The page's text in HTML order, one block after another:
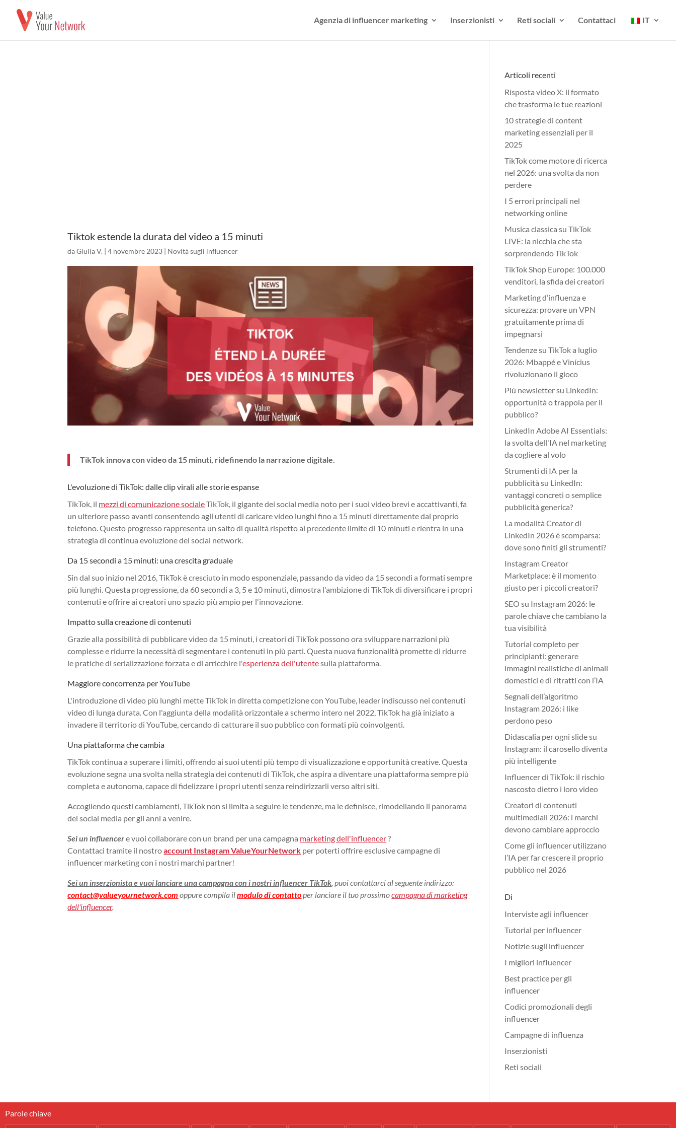
Agenzia di influencer marketing Inserzionisti Reti sociali Contattaci IT
Tiktok estende la durata del video a 15 minuti
daGiulia V. |4 novembre 2023 | Novità sugli influencer
TikTok innova con video da 15 minuti, ridefinendo la narrazione digitale.
L'evoluzione di TikTok: dalle clip virali alle storie espanse
TikTok, il mezzi di comunicazione socialeTikTok, il gigante dei social media noto per i suoi video brevi e accattivanti, fa
un ulteriore passo avanti consentendo agli utenti di caricare video lunghi fino a 15 minuti direttamente dal proprio
telefono. Questo progresso rappresenta un salto di qualità rispetto al precedente limite di 10 minuti e rientra in una
strategia di continua evoluzione del social network.
Da 15 secondi a 15 minuti: una crescita graduale
Sin dal suo inizio nel 2016, TikTok è cresciuto in modo esponenziale, passando da video da 15 secondi a formati sempre
più lunghi. Questa progressione, da 60 secondi a 3, 5 e 10 minuti, dimostra l'ambizione di TikTok di diversificare i propri
contenuti e offrire ai creatori uno spazio più ampio per l'innovazione.
Impatto sulla creazione di contenuti
Grazie alla possibilità di pubblicare video da 15 minuti, i creatori di TikTok possono ora sviluppare narrazioni più
complesse e ridurre la necessità di segmentare i contenuti in più parti. Questa nuova funzionalità promette di ridurre
le pratiche di serializzazione forzata e di arricchire l'esperienza dell'utentesulla piattaforma.
Maggiore concorrenza per YouTube
L'introduzione di video più lunghi mette TikTok in diretta competizione con YouTube, leader indiscusso nei contenuti
video di lunga durata. Con l'aggiunta della modalità orizzontale a schermo intero nel 2022, TikTok ha già iniziato a
invadere il territorio di YouTube, cercando di catturare il suo pubblico con formati più coinvolgenti.
Una piattaforma che cambia
TikTok continua a superare i limiti, offrendo ai suoi utenti più tempo di visualizzazione e opportunità creative. Questa
evoluzione segna una svolta nella strategia dei contenuti di TikTok, che aspira a diventare una piattaforma sempre più
completa e autonoma, capace di fidelizzare i propri utenti senza reindirizzarli verso altri siti.
Accogliendo questi cambiamenti, TikTok non si limita a seguire le tendenze, ma le definisce, rimodellando il panorama
dei social media per gli anni a venire.
Sei un influencere vuoi collaborare con un brand per una campagna marketing dell'influencer?
Contattaci tramite il nostroaccount Instagram ValueYourNetwork per poterti offrire esclusive campagne di
influencer marketing con i nostri marchi partner!
Sei un inserzionista e vuoi lanciare una campagna con i nostri influencer TikTok , puoi contattarci al seguente indirizzo:
contact@valueyournetwork.com oppure compila ilmodulo di contatto per lanciare il tuo prossimocampagna di marketing
dell'influencer.
Articoli recenti
Risposta video X: il formato
che trasforma le tue reazioni
10 strategie di content
marketing essenziali per il
2025
TikTok come motore di ricerca
nel 2026: una svolta da non
perdere
I 5 errori principali nel
networking online
Musica classica su TikTok
LIVE: la nicchia che sta
sorprendendo TikTok
TikTok Shop Europe: 100.000
venditori, la sfida dei creatori
Marketing d’influenza e
sicurezza: provare un VPN
gratuitamente prima di
impegnarsi
Tendenze su TikTok a luglio
2026: Mbappé e Vinícius
rivoluzionano il gioco
Più newsletter su LinkedIn:
opportunità o trappola per il
pubblico?
LinkedIn Adobe AI Essentials:
la svolta dell'IA nel marketing
da cogliere al volo
Strumenti di IA per la
pubblicità su LinkedIn:
vantaggi concreti o semplice
pubblicità generica?
La modalità Creator di
LinkedIn 2026 è scomparsa:
dove sono finiti gli strumenti?
Instagram Creator
Marketplace: è il momento
giusto per i piccoli creatori?
SEO su Instagram 2026: le
parole chiave che cambiano la
tua visibilità
Tutorial completo per
principianti: generare
immagini realistiche di animali
domestici e di ritratti con l’IA
Segnali dell’algoritmo
Instagram 2026: i like
perdono peso
Didascalia per ogni slide su
Instagram: il carosello diventa
più intelligente
Influencer di TikTok: il rischio
nascosto dietro i loro video
Creatori di contenuti
multimediali 2026: i marchi
devono cambiare approccio
Come gli influencer utilizzano
l’IA per far crescere il proprio
pubblico nel 2026
Di
Interviste agli influencer
Tutorial per influencer
Notizie sugli influencer
I migliori influencer
Best practice per gli
influencer
Codici promozionali degli
influencer
Campagne di influenza
Inserzionisti
Reti sociali
Parole chiave